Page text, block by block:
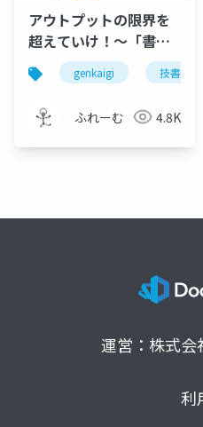
アウトプットの限界を
超えていけ！～「書け
る」エンジニアには、
こうやってなりました
～
genkaigi 技書博
ふれーむ 4.8K
運営：株式会
利